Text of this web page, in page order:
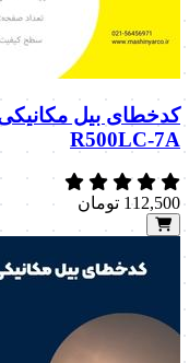
R500LC-7A
112,500 تومان